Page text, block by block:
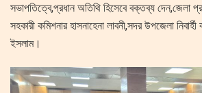
সভাপতিত্বে,প্রধান অতিথি হিসেবে বক্তব্য দেন,জেলা
সহকারী কমিশনার হাসনাহেনা লাবনী,সদর উপজেলা
ইসলাম।